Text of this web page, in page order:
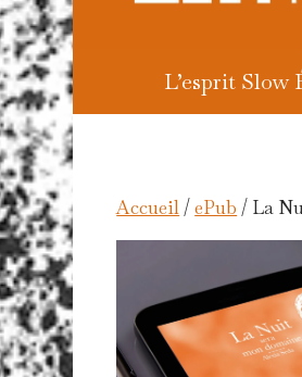
L’esprit Slow
Accueil /ePub / La